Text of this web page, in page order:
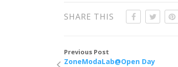
SHARE THIS
Previous Post
ZoneModaLab@Open Day